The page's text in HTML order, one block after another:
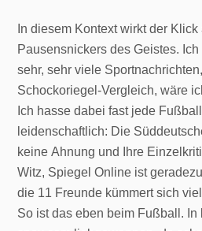
In diesem Kontext wirkt der
Pausensnickers des Geistes.
sehr, sehr viele
Schockoriegel-Vergleich, wäre
Ich hasse dabei fast jede
leidenschaftlich: Die
keine Ahnung und Ihre
Witz, Spiegel Online ist
die 11 Freunde kümmert sich
So ist das eben beim Fußball. In